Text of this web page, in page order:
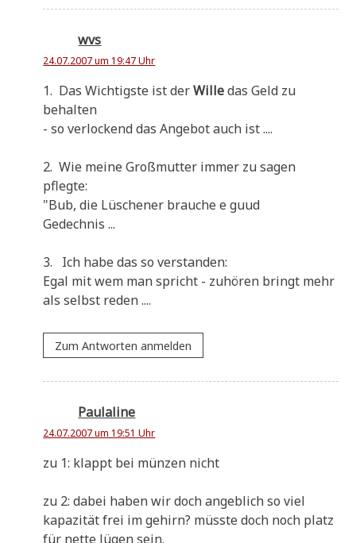
wvs
24.07.2007 um 19:47 Uhr
1. Das Wich­tig­ste ist derWil­ledas Geld zu
behalten
- so ver­lockend das Ange­bot auch ist ....
2. Wie mei­ne Groß­mutter immer zu sagen
pflegte:
"Bub, die Lüsche­ner brau­che e guud
Gedechnis ...
3. Ich habe das so verstanden:
Egal mit wem man spricht - zuhö­ren bringt mehr
als selbst reden ....
Zum Antworten anmelden
Paulaline
24.07.2007 um 19:51 Uhr
zu 1: klappt bei mün­zen nicht
zu 2: dabei haben wir doch angeb­lich so viel
kapa­zi­tät frei im gehirn? müss­te doch noch platz
für net­te lügen sein.